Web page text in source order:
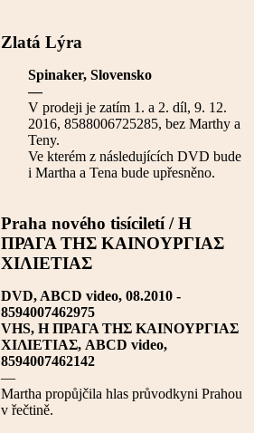
Zlatá Lýra
Spinaker, Slovensko
—
V prodeji je zatím 1. a 2. díl, 9. 12.
2016, 8588006725285, bez Marthy a
Teny.
Ve kterém z následujících DVD bude
i Martha a Tena bude upřesněno.
Praha nového tisíciletí / Η
ΠΡΑΓΑ ΤΗΣ ΚΑΙΝΟΥΡΓΙΑΣ
ΧΙΛΙΕΤΙΑΣ
DVD, ABCD video, 08.2010 -
8594007462975
VHS, Η ΠΡΑΓΑ ΤΗΣ ΚΑΙΝΟΥΡΓΙΑΣ
ΧΙΛΙΕΤΙΑΣ, ABCD video,
8594007462142
—
Martha propůjčila hlas průvodkyni Prahou
v řečtině.